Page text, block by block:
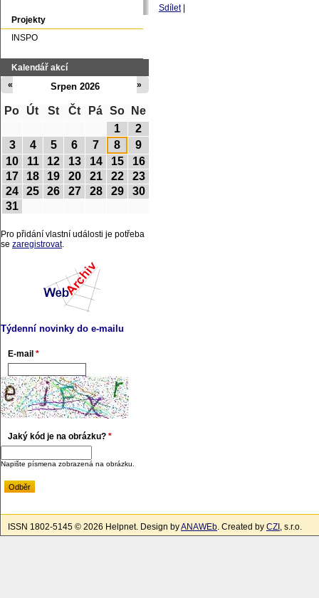
Sdílet
Projekty
INSPO
Kalendář akcí
Srpen 2026
« »
Po Út St Čt Pá So
Ne
1
2
3
4 5 6 7 8
9
10
11 12 13 14 15
16
17
18 19 20 21 22
23
24
25 26 27 28 29
30
31
Pro přidání vlastní události je potřeba
se zaregistrovat.
Týdenní novinky do e-mailu
E-mail *
Jaký kód je na obrázku? *
Napište písmena zobrazená na obrázku.
ISSN 1802-5145 © 2026 Helpnet. Design byANAWEb. Created by CZI , s.r.o.